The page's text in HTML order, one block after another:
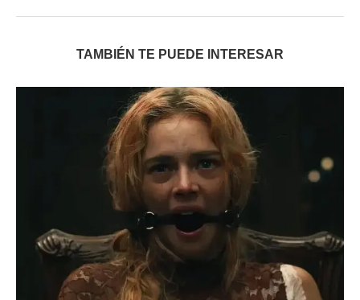
TAMBIÉN TE PUEDE INTERESAR